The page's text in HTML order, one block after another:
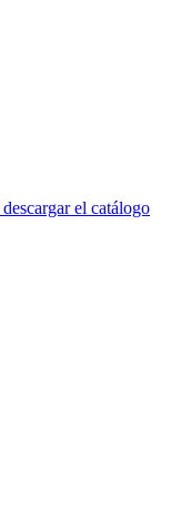
descargar el catálogo